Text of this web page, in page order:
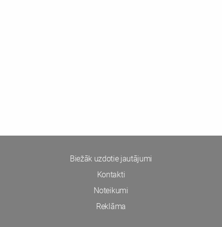
Biežāk uzdotie jautājumi
Kontakti
Noteikumi
Reklāma